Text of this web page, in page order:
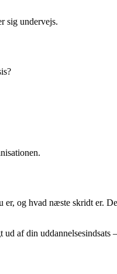
sig undervejs.
og hvad næste skridt er.
af din uddannelsesindsats